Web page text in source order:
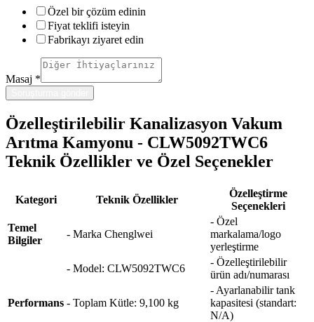
Özel bir çözüm edinin
Fiyat teklifi isteyin
Fabrikayı ziyaret edin
Masaj *
Özelleştirilebilir Kanalizasyon Vakum
Arıtma Kamyonu - CLW5092TWC6
Teknik Özellikler ve Özel Seçenekler
Kategori Teknik Özellikler
Özelleştirme
Seçenekleri
Temel
Bilgiler
- Marka Chenglwei
- Özel
markalama/logo
yerleştirme
- Model: CLW5092TWC6
- Özelleştirilebilir
ürün adı/numarası
Performans - Toplam Kütle: 9,100 kg
- Ayarlanabilir tank
kapasitesi (standart:
N/A)